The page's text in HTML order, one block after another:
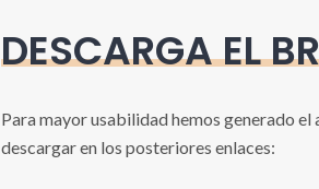
DESCARGA EL
Para mayor usabilidad hemos generado
descargar en los posteriores enlaces: